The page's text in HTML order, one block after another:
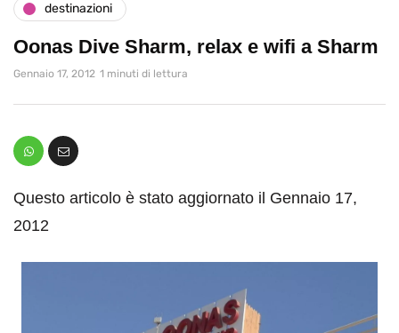
destinazioni
Oonas Dive Sharm, relax e wifi a Sharm
Gennaio 17, 2012 1 minuti di lettura
Questo articolo è stato aggiornato il Gennaio 17,
2012